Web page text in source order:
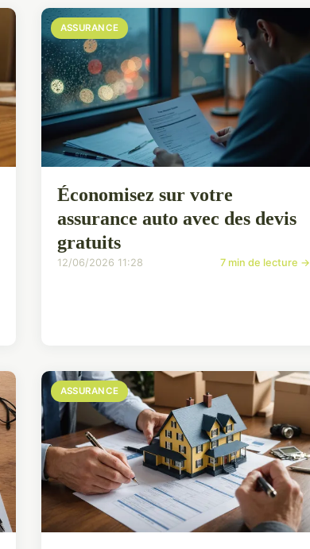
ASSURANCE
Économisez sur votre
assurance auto avec des devis
gratuits
12/06/2026 11:28 7 min de lecture →
ASSURANCE